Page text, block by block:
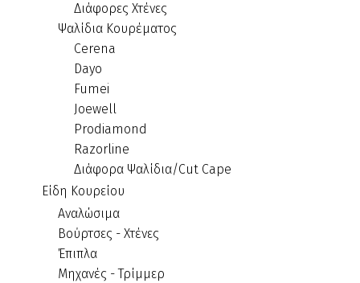
Διάφορες Χτένες
Ψαλίδια Κουρέματος
Cerena
Dayo
Fumei
Joewell
Prodiamond
Razorline
Διάφορα Ψαλίδια/Cut Cape
Είδη Κουρείου
Αναλώσιμα
Βούρτσες - Χτένες
Έπιπλα
Μηχανές - Τρίμμερ